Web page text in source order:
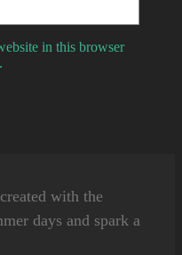
in this browser
created with the
days and spark a